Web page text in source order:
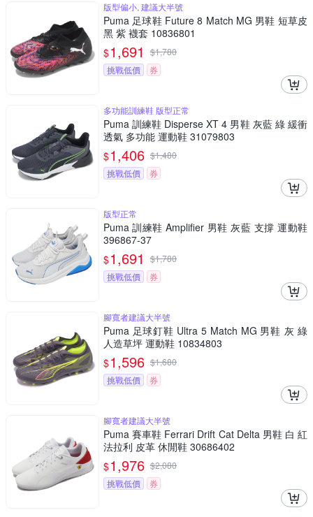
版型偏小, 建議大半號
Puma 足球鞋 Future 8 Match MG 男鞋 短草皮
黑 紫 襪套 10836801
$1,691 $1,780
挑戰低價
券
多功能訓練鞋 版型正常
Puma 訓練鞋 Disperse XT 4 男鞋 灰藍 綠 緩衝
透氣 多功能 運動鞋 31079803
$1,406 $1,480
挑戰低價
券
版型正常
Puma 訓練鞋 Amplifier 男鞋 灰藍 支撐 運動鞋
396867-37
$1,691 $1,780
挑戰低價
券
腳寬者建議大半號
Puma 足球釘鞋 Ultra 5 Match MG 男鞋 灰 綠
人造草坪 運動鞋 10834803
$1,596 $1,680
挑戰低價
券
腳寬者建議大半號
Puma 賽車鞋 Ferrari Drift Cat Delta 男鞋 白 紅
法拉利 皮革 休閒鞋 30686402
$1,976 $2,080
挑戰低價
券